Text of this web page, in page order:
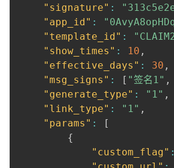
"signature" :
"app_id" :
"template_id" :
"show_times" : 10 ,
"effective_days" : 30 ,
"msg_signs" : [ "签名1" ,
"generate_type" : "1" ,
"link_type" : "1" ,
"params" :
[
{
"custom_flag" :